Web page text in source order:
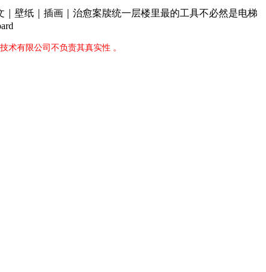
壁纸｜插画｜治愈案牍统一层楼里最的工具不必然是电梯
术有限公司不负责其真实性 。